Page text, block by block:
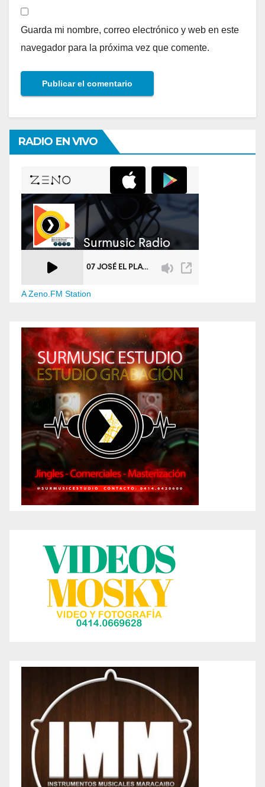
Guarda mi nombre, correo electrónico y web en este
navegador para la próxima vez que comente.
RADIO EN VIVO
A Zeno.FM Station